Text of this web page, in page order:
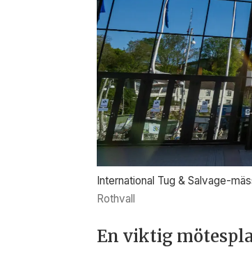
International Tug & Salvage-
Rothvall
En viktig